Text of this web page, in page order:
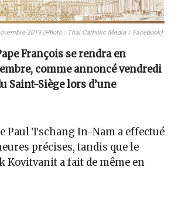
2019 (Photo : Thai Catholic Media / Facebook)
François se rendra en
comme annoncé vendredi
Saint-Siège lors d’une
Paul Tschang In-Nam a effectué
précises, tandis que le
Kovitvanit a fait de même en